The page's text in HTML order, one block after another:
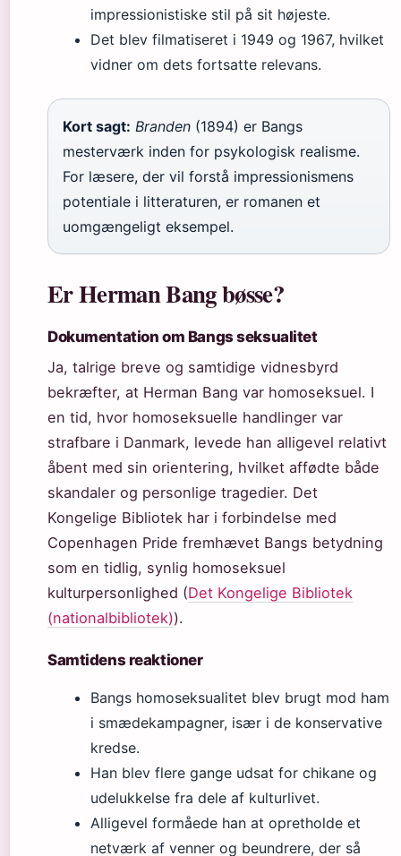
impressionistiske stil på sit højeste.
Det blev filmatiseret i 1949 og 1967, hvilket
vidner om dets fortsatte relevans.
Kort sagt: Branden (1894) er Bangs
mesterværk inden for psykologisk realisme.
For læsere, der vil forstå impressionismens
potentiale i litteraturen, er romanen et
uomgængeligt eksempel.
Er Herman Bang bøsse?
Dokumentation om Bangs seksualitet
Ja, talrige breve og samtidige vidnesbyrd
bekræfter, at Herman Bang var homoseksuel. I
en tid, hvor homoseksuelle handlinger var
strafbare i Danmark, levede han alligevel relativt
åbent med sin orientering, hvilket affødte både
skandaler og personlige tragedier. Det
Kongelige Bibliotek har i forbindelse med
Copenhagen Pride fremhævet Bangs betydning
som en tidlig, synlig homoseksuel
kulturpersonlighed (Det Kongelige Bibliotek
(nationalbibliotek)).
Samtidens reaktioner
Bangs homoseksualitet blev brugt mod ham
i smædekampagner, især i de konservative
kredse.
Han blev flere gange udsat for chikane og
udelukkelse fra dele af kulturlivet.
Alligevel formåede han at opretholde et
netværk af venner og beundrere, der så